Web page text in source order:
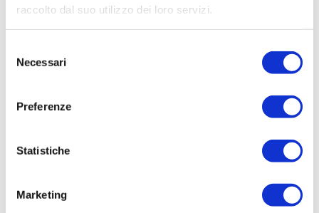
raccolto dal suo utilizzo dei loro servizi.
delNecessari
Preferenze
Statistiche
Marketing
Aziendale per Lavori Servizi e Forniture
Aggiudicatario Nome:
MADDALENA S.P.A - cod. fisc. 80008170302